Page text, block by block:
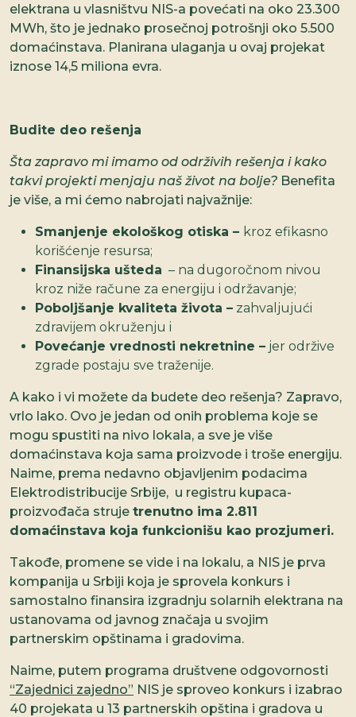
elektrana u vlasništvu NIS-a povećati na oko 23.300
MWh, što je jednako prosečnoj potrošnji oko 5.500
domaćinstava. Planirana ulaganja u ovaj projekat
iznose 14,5 miliona evra.
Budite deo rešenja
Šta zapravo mi imamo od održivih rešenja i kako
takvi projekti menjaju naš život na bolje? Benefita
je više, a mi ćemo nabrojati najvažnije:
Smanjenje ekološkog otiska – kroz efikasno
korišćenje resursa;
Finansijska ušteda – na dugoročnom nivou
kroz niže račune za energiju i održavanje;
Poboljšanje kvaliteta života – zahvaljujući
zdravijem okruženju i
Povećanje vrednosti nekretnine – jer održive
zgrade postaju sve traženije.
A kako i vi možete da budete deo rešenja? Zapravo,
vrlo lako. Ovo je jedan od onih problema koje se
mogu spustiti na nivo lokala, a sve je više
domaćinstava koja sama proizvode i troše energiju.
Naime, prema nedavno objavljenim podacima
Elektrodistribucije Srbije, u registru kupaca-
proizvođača struje trenutno ima 2.811
domaćinstava koja funkcionišu kao prozjumeri.
Takođe, promene se vide i na lokalu, a NIS je prva
kompanija u Srbiji koja je sprovela konkurs i
samostalno finansira izgradnju solarnih elektrana na
ustanovama od javnog značaja u svojim
partnerskim opštinama i gradovima.
Naime, putem programa društvene odgovornosti
“Zajednici zajedno” NIS je sproveo konkurs i izabrao
40 projekata u 13 partnerskih opština i gradova u